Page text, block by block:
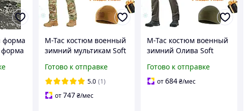
форма
форма
M-Tac костюм военный
зимний мультикам Soft
Мужская военная
зимняя форма зсу
Готово к отправке
5.0 (1)
от747₴/мес
M-Tac костюм военный
зимний Олива Soft
Мужская военная
зимняя форма зсу
Готово к отправке
от684₴/мес